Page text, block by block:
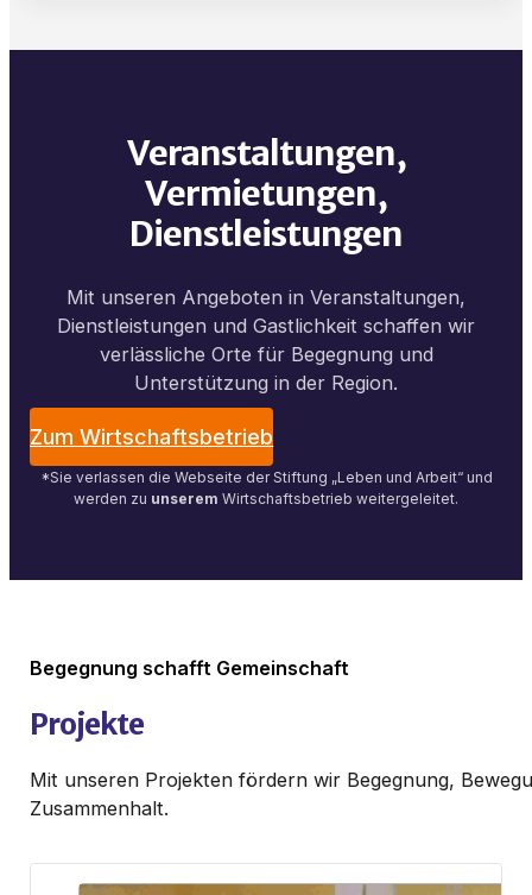
Veranstaltungen,
Vermietungen,
Dienstleistungen
Mit unseren Angeboten in Veranstaltungen,
Dienstleistungen und Gastlichkeit schaffen wir
verlässliche Orte für Begegnung und
Unterstützung in der Region.
Zum Wirtschaftsbetrieb
*Sie verlassen die Webseite der Stiftung „Leben und Arbeit“ und
werden zu unserem Wirtschaftsbetrieb weitergeleitet.
Begegnung schafft Gemeinschaft
Projekte
Mit unseren Projekten fördern wir Begegnung,
Zusammenhalt.